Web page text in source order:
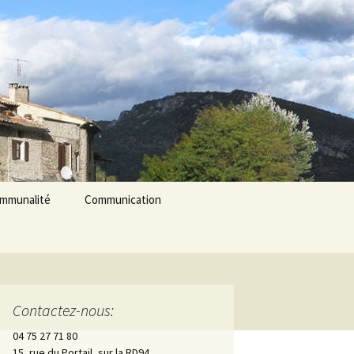
Communication
Les Pilles dans la presse
Contactez-nous:
04 75 27 71 80